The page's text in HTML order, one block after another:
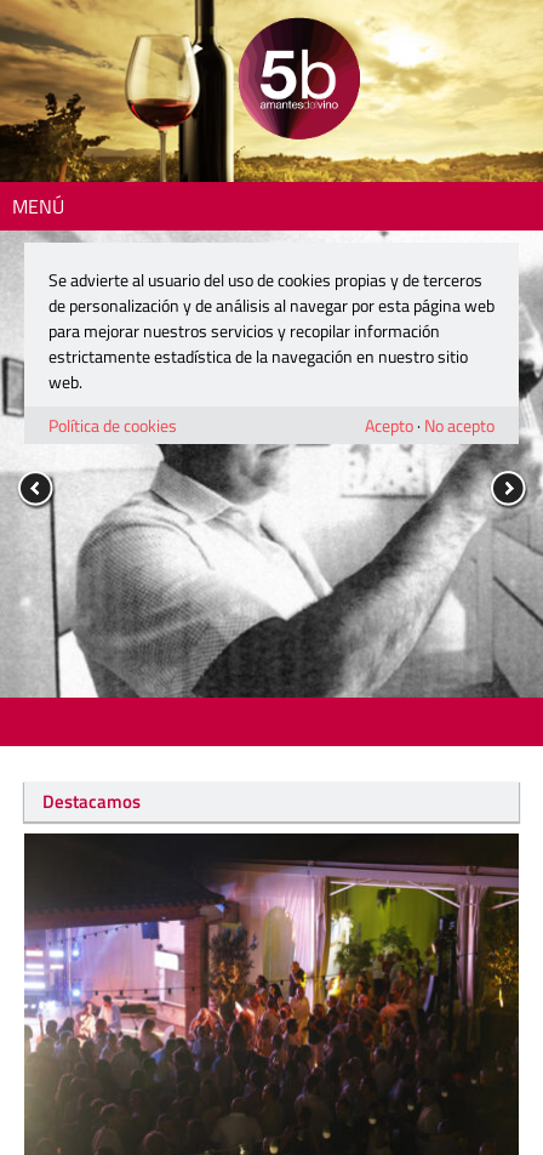
MENÚ
Destacamos
Se advierte al usuario del uso de cookies propias y de terceros
de personalización y de análisis al navegar por esta página web
para mejorar nuestros servicios y recopilar información
estrictamente estadística de la navegación en nuestro sitio
web.
Política de cookies
Acepto· No acepto